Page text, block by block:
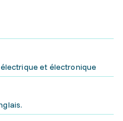
et électronique